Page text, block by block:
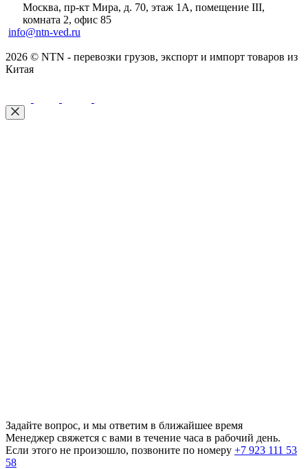
Москва, пр-кт Мира, д. 70, этаж 1А, помещение III,
комната 2, офис 85
info@ntn-ved.ru
2026 © NTN - перевозки грузов, экспорт и импорт товаров из
Китая
Задайте вопрос, и мы ответим в ближайшее время
Менеджер свяжется с вами в течение часа в рабочий день.
Если этого не произошло, позвоните по номеру +7 923 111 53
58